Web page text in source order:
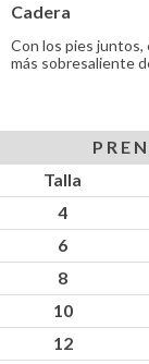
Cadera
Con los pies juntos,
más sobresaliente
Talla
4
6
8
10
12